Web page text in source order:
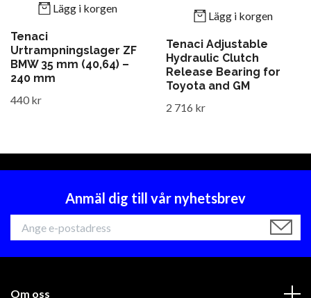
Lägg i korgen
Tenaci
Urtrampningslager ZF
BMW 35 mm (40,64) –
240 mm
440 kr
Lägg i korgen
Tenaci Adjustable
Hydraulic Clutch
Release Bearing for
Toyota and GM
2 716 kr
Anmäl dig till vår nyhetsbrev
Om oss